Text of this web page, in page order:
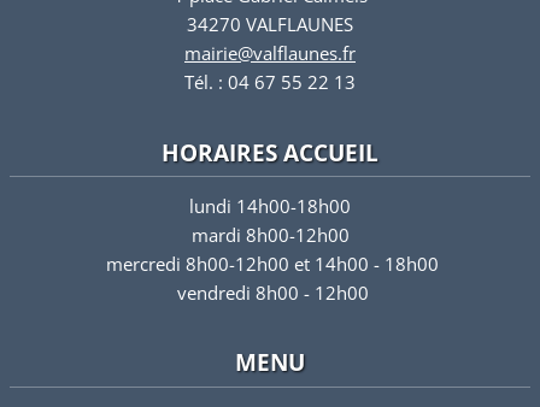
34270 VALFLAUNES
mairie@valflaunes.fr
Tél. : 04 67 55 22 13
HORAIRES ACCUEIL
lundi 14h00-18h00
mardi 8h00-12h00
mercredi 8h00-12h00 et 14h00 - 18h00
vendredi 8h00 - 12h00
MENU